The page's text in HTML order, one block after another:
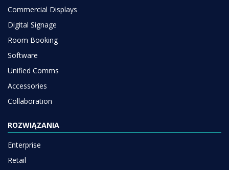
Commercial Displays
Digital Signage
Room Booking
Software
Unified Comms
Accessories
Collaboration
ROZWIĄZANIA
Enterprise
Retail